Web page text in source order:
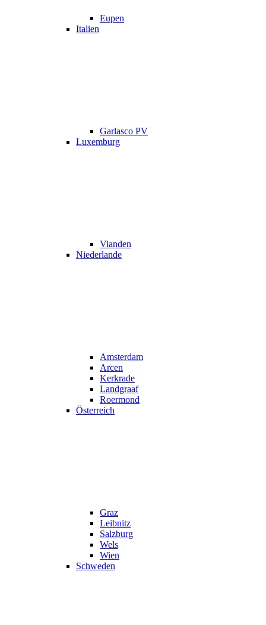
Eupen
Italien
Garlasco PV
Luxemburg
Vianden
Niederlande
Amsterdam
Arcen
Kerkrade
Landgraaf
Roermond
Österreich
Graz
Leibnitz
Salzburg
Wels
Wien
Schweden